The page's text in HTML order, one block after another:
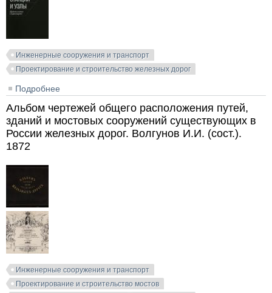
Инженерные сооружения и транспорт
Проектирование и строительство железных дорог
Подробнее
примеры, расчеты). Правдин Н.В. (ред.). 1984
Альбом чертежей общего расположения путей,
зданий и мостовых сооружений существующих в
России железных дорог. Волгунов И.И. (сост.).
1872
Инженерные сооружения и транспорт
Проектирование и строительство мостов